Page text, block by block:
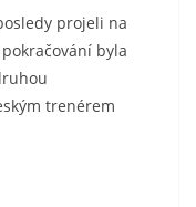
projeli na
byla
trenérem